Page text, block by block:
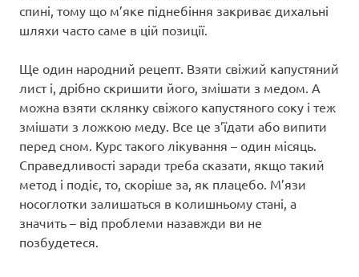
спині, тому що м’яке піднебіння закриває дихальні
шляхи часто саме в цій позиції.
Ще один народний рецепт. Взяти свіжий капустяний
лист і, дрібно скришити його, змішати з медом. А
можна взяти склянку свіжого капустяного соку і теж
змішати з ложкою меду. Все це з’їдати або випити
перед сном. Курс такого лікування – один місяць.
Справедливості заради треба сказати, якщо такий
метод і подіє, то, скоріше за, як плацебо. М’язи
носоглотки залишаться в колишньому стані, а
значить – від проблеми назавжди ви не
позбудетеся.